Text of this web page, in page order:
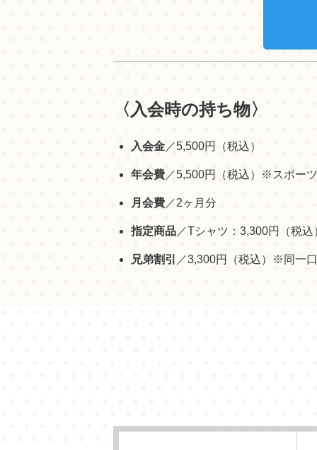
〈入会時の持ち物〉
入会金 ／5,500円（税込）
年会費 ／5,500円（税込）※スポー
月会費 ／2ヶ月分
指定商品 ／Tシャツ：3,300円（税込
兄弟割引 ／3,300円（税込）※同一